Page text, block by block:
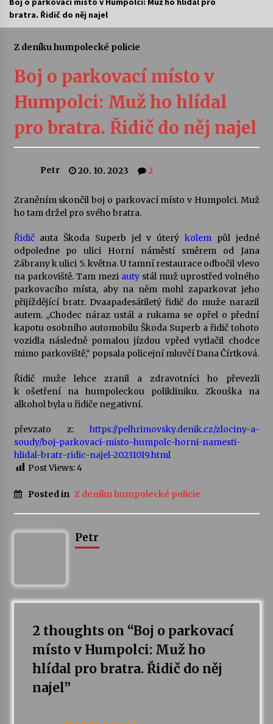
Letní koncerty ve Stromovce: Ars Camerata a
4. 8. 2026
Vernisáž výstavy Josefíny Duškové: Stávám se
30. 7. 2026
Veselí muzikanti
30. 7. 2026
šedesátka: 28. 7.–1. 8. 2026
28. 7. 2026
Letní koncerty ve Stromovce: Kolchoz a
Jenakaši
28. 7. 2026
Votavžatský ploty
23. 7. 2026
Letní koncerty ve Stromovce: Rufus Miller
Vysočinka
17. 7. 2026
odkaz Josefa Čapka
13. 7. 2026
3. 7. 2026
Petr Adamec – Malovaný svět
30. 6. 2026
bratra. Řidič do něj najel
Z deníku humpolecké policie
Boj o parkovací místo v
Humpolci: Muž ho hlídal
pro bratra. Řidič do něj najel
Petr 20. 10. 2023 2
Zraněním skončil boj o parkovací místo v Humpolci. Muž
ho tam držel pro svého bratra.
Řidičauta Škoda Superb jel v úterý kolempůl jedné
odpoledne po ulici Horní náměstí směrem od Jana
Zábrany k ulici 5. května. U tamní restaurace odbočil vlevo
na parkoviště. Tam mezi autystál muž uprostřed volného
parkovacího místa, aby na něm mohl zaparkovat jeho
přijíždějící bratr. Dvaapadesátiletý řidič do muže narazil
autem. „Chodec náraz ustál a rukama se opřel o přední
kapotu osobního automobilu Škoda Superb a řidič tohoto
vozidla následně pomalou jízdou vpřed vytlačil chodce
mimo parkoviště,“ popsala policejní mluvčí Dana Čírtková.
Řidič muže lehce zranil a zdravotníci ho převezli
k ošetření na humpoleckou polikliniku. Zkouška na
alkohol byla u řidiče negativní.
převzato z: https://pelhrimovsky.denik.cz/zlociny-a-
soudy/boj-parkovaci-misto-humpolc-horni-namesti-
hlidal-bratr-ridic-najel-20231019.html
Post Views:4
Posted in Z deníku humpolecké policie
Petr
2 thoughts on “Boj o parkovací
místo v Humpolci: Muž ho
hlídal pro bratra. Řidič do něj
najel”